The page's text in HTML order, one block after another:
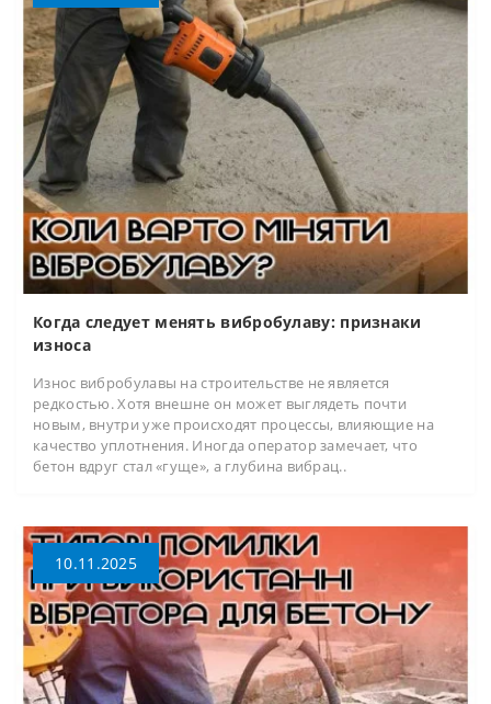
Когда следует менять вибробулаву: признаки
износа
Износ вибробулавы на строительстве не является
редкостью. Хотя внешне он может выглядеть почти
новым, внутри уже происходят процессы, влияющие на
качество уплотнения. Иногда оператор замечает, что
бетон вдруг стал «гуще», а глубина вибрац..
10.11.2025